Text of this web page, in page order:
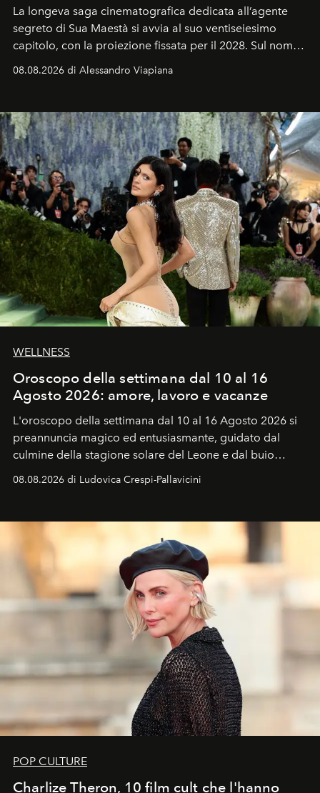
La longeva saga cinematografica dedicata all’agente
segreto di Sua Maestà si avvia al suo ventiseiesimo
capitolo, con la proiezione fissata per il 2028. Sul nome
dell’attore chiamato a raccogliere l’eredità di Daniel
Craig, però, regna ancora il più assoluto riserbo.
08.08.2026 di Alessandro Viapiana
WELLNESS
Oroscopo della settimana dal 10 al 16
Agosto 2026: amore, lavoro e vacanze
L'oroscopo della settimana dal 10 al 16 Agosto 2026 si
preannuncia magico ed entusiasmante, guidato dal
culmine della stagione solare del Leone e dal buio
favorevole della Luna nuova in Leone del 12 agosto,
ideale per la notte delle Perseidi.
08.08.2026 di Ludovica Crespi-Pallavicini
POP CULTURE
Charlize Theron, 10 film cult che l'hanno